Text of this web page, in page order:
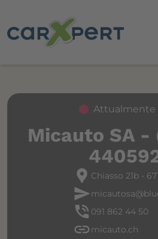
Attualmente
Micauto SA -
location_pin Chiasso 21b -
send
phone_in_talk 091 862 44 50
link micauto.ch